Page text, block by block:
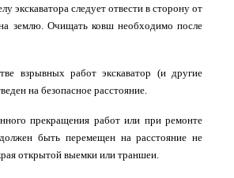
экскаватора следует отвести в сторону от
землю. Очищать ковш необходимо после
взрывных работ экскаватор (и другие
на безопасное расстояние.
прекращения работ или при ремонте
должен быть перемещен на расстояние не
открытой выемки или траншеи.